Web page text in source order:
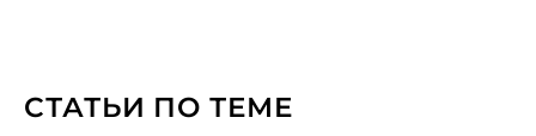
СТАТЬИ ПО ТЕМЕ